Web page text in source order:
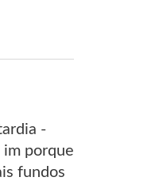
-
porque
fundos